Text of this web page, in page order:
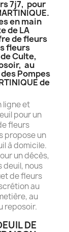
7j7, pour
en main
de LA
de fleurs
fleurs
Culte,
au
Pompes
de
ligne et
pour un
fleurs
propose un
à domicile.
un décès,
nous
de fleurs
au
au
reposoir.
DE